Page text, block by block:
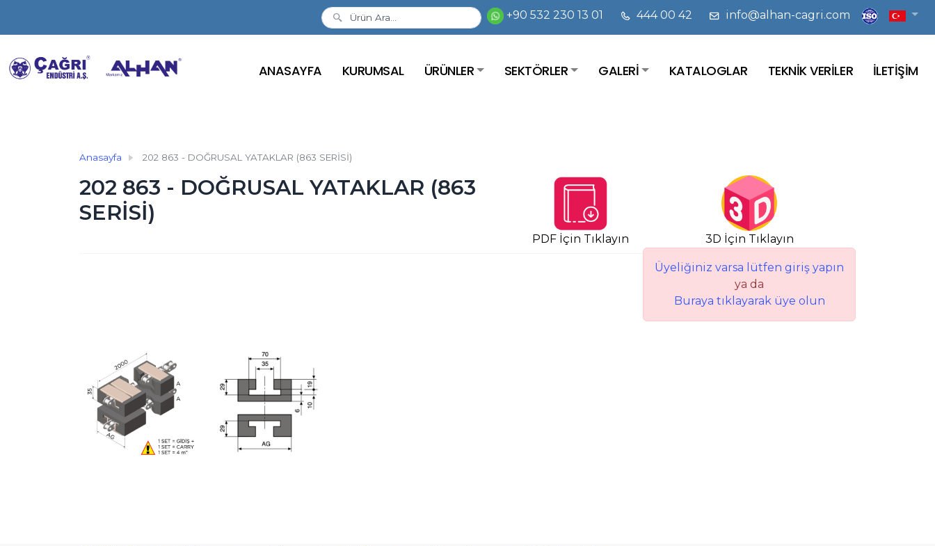
+90 532 230 13 01 444 00 42 info@alhan-cagri.com
ANASAYFA KURUMSAL ÜRÜNLER SEKTÖRLER GALERİ KATALOGLAR TEKNİK VERİLER İLETİŞİM
Anasayfa 202 863 - DOĞRUSAL YATAKLAR (863 SERİSİ)
3D İçin Tıklayın
Üyeliğiniz varsa lütfen giriş yapın
ya da
Buraya tıklayarak üye olun
PDF İçin Tıklayın
202 863 - DOĞRUSAL YATAKLAR (863
SERİSİ)